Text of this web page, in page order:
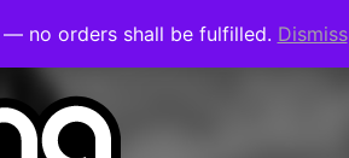
no orders shall be fulfilled. Dismiss